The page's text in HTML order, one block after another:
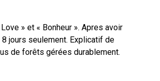
» et « Bonheur ». Apres avoir
jours seulement. Explicatif de
de forêts gérées durablement.